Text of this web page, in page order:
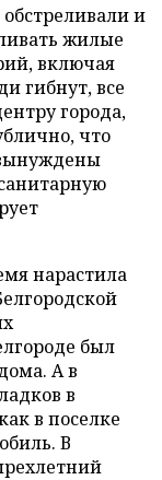
и
жилые
включая
гибнут, все
города,
что
нарастила
был
А в
в
в поселке
В